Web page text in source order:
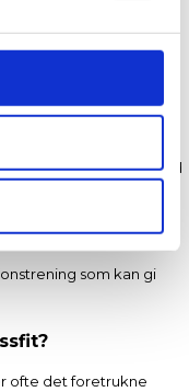
innhold og
sosiale
vår. Vi deler
medier,
kombinere den
for dem,
din bruk av
rytme, fotarbeid
som kan gi
ofte det foretrukne